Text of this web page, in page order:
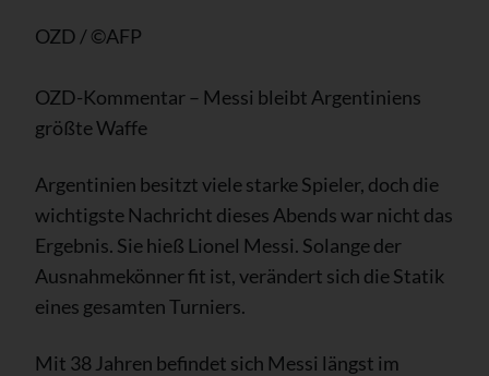
OZD / ©AFP
OZD-Kommentar – Messi bleibt Argentiniens
größte Waffe
Argentinien besitzt viele starke Spieler, doch die
wichtigste Nachricht dieses Abends war nicht das
Ergebnis. Sie hieß Lionel Messi. Solange der
Ausnahmekönner fit ist, verändert sich die Statik
eines gesamten Turniers.
Mit 38 Jahren befindet sich Messi längst im